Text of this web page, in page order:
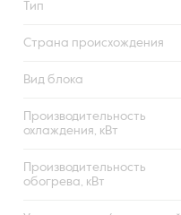
Тип
Страна происхождения
Вид блока
Производительность
охлаждения, кВт
Производительность
обогрева, кВт